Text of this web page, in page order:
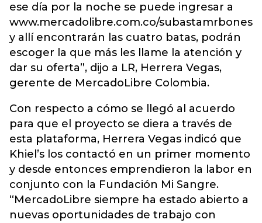
ese día por la noche se puede ingresar a
www.mercadolibre.com.co/subastamrbones
y allí encontrarán las cuatro batas, podrán
escoger la que más les llame la atención y
dar su oferta”, dijo a LR, Herrera Vegas,
gerente de MercadoLibre Colombia.
Con respecto a cómo se llegó al acuerdo
para que el proyecto se diera a través de
esta plataforma, Herrera Vegas indicó que
Khiel’s los contactó en un primer momento
y desde entonces emprendieron la labor en
conjunto con la Fundación Mi Sangre.
“MercadoLibre siempre ha estado abierto a
nuevas oportunidades de trabajo con